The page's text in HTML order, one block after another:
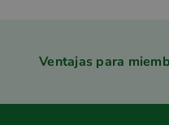
Ventajas para